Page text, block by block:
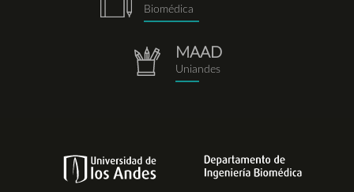
Biomédica
repositorio.png
MAAD
Uniandes